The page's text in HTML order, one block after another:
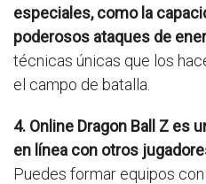
especiales, como la
poderosos ataques de
técnicas únicas que los
el campo de batalla.
4. Online Dragon Ball Z es
en línea con otros
Puedes formar equipos